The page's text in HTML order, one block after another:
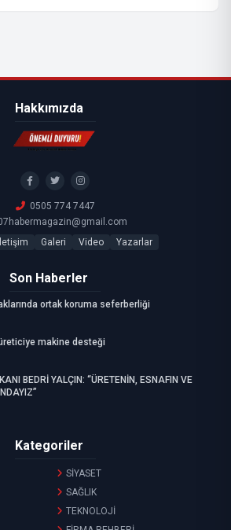
Hakkımızda
0505 774 7447
Galeri Video Yazarlar
Son Haberler
ortak koruma seferberliği
makine desteği
BEDRİ YALÇIN: “ÜRETENİN, ESNAFIN VE
Kategoriler
SİYASET
SAĞLIK
TEKNOLOJİ